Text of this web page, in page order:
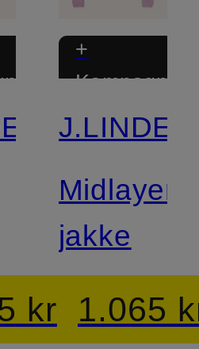
kr
+
Midlayer-
jakke
1.065